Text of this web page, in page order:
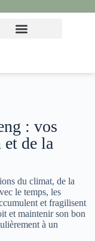
: vos
et de la
du climat, de la
le temps, les
et fragilisent
et maintenir son bon
à un